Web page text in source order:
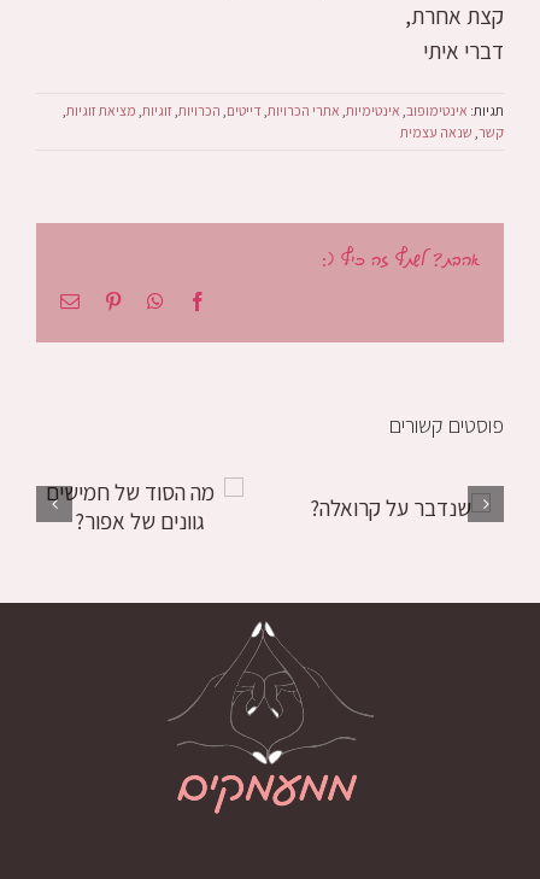
קצת אחרת,
דברי איתי
תגיות: אינטימופוב, אינטימיות, אתרי הכרויות, דייטים, הכרויות, זוגיות, מציאת זוגיות,
קשר, שנאה עצמית
אהבת? לשתף זה כיף (:
Facebook
WhatsApp
Pinterestכתובת
פוסטים קשורים